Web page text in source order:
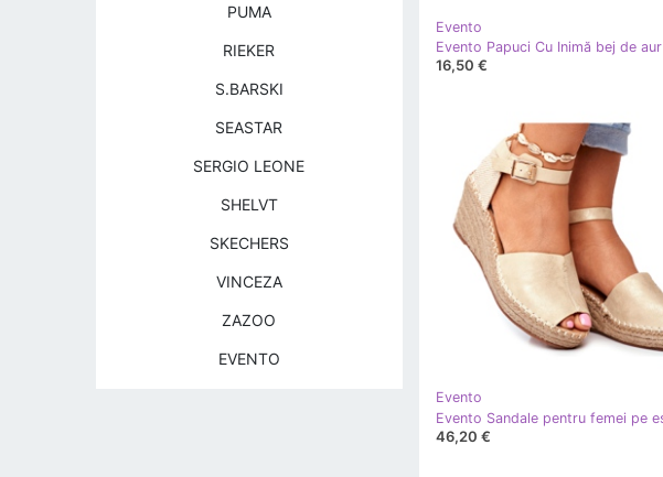
Evento
Evento Papuci Cu Inimă bej de aur
16,50 €
Evento
46,20 €
PUMA
RIEKER
S.BARSKI
SEASTAR
SERGIO LEONE
SHELVT
SKECHERS
VINCEZA
ZAZOO
EVENTO